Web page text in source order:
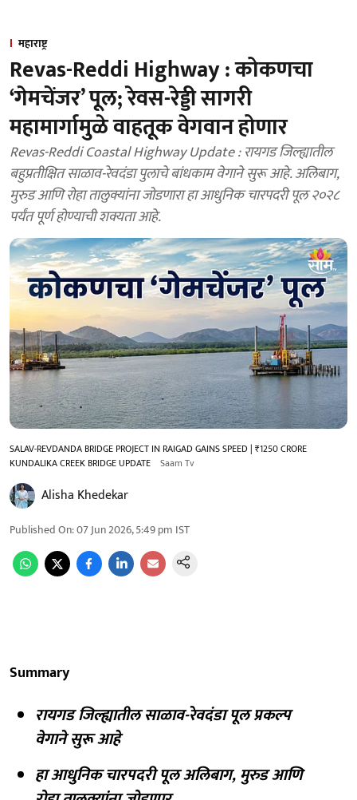
महाराष्ट्र
Revas-Reddi Highway : कोकणचा
‘गेमचेंजर’ पूल; रेवस-रेड्डी सागरी
महामार्गामुळे वाहतूक वेगवान होणार
Revas-Reddi Coastal Highway Update : रायगड जिल्ह्यातील
बहुप्रतीक्षित साळाव-रेवदंडा पुलाचे बांधकाम वेगाने सुरू आहे. अलिबाग,
मुरुड आणि रोहा तालुक्यांना जोडणारा हा आधुनिक चारपदरी पूल २०२८
पर्यंत पूर्ण होण्याची शक्यता आहे.
SALAV-REVDANDA BRIDGE PROJECT IN RAIGAD GAINS SPEED | ₹1250 CRORE
KUNDALIKA CREEK BRIDGE UPDATE Saam Tv
Alisha Khedekar
Published On:07 Jun 2026, 5:49 pm IST
Summary
रायगड जिल्ह्यातील साळाव-रेवदंडा पूल प्रकल्प
वेगाने सुरू आहे
हा आधुनिक चारपदरी पूल अलिबाग, मुरुड आणि